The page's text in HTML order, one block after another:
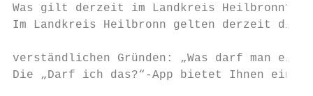
Was gilt derzeit im Landkreis
Im Landkreis Heilbronn gelten derzeit die
verständlichen Gründen: „Was darf man
Die „Darf ich das?“-App bietet Ihnen